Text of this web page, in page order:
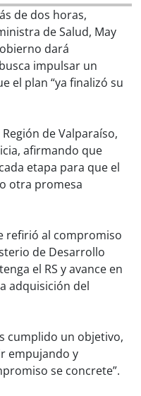
de dos horas,
de Salud, May
dará
impulsar un
el plan “ya finalizó su
de Valparaíso,
afirmando que
etapa para que el
otra promesa
refirió al compromiso
de Desarrollo
el RS y avance en
adquisición del
cumplido un objetivo,
empujando y
se concrete”.